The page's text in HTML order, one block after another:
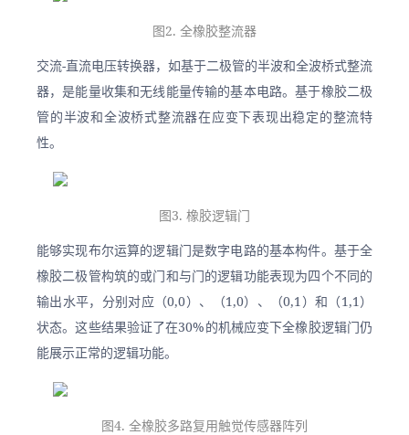
图2. 全橡胶整流器
交流-直流电压转换器，如基于二极管的半波和全波桥式整流
器，是能量收集和无线能量传输的基本电路。基于橡胶二极
管的半波和全波桥式整流器在应变下表现出稳定的整流特
性。
图3. 橡胶逻辑门
能够实现布尔运算的逻辑门是数字电路的基本构件。基于全
橡胶二极管构筑的或门和与门的逻辑功能表现为四个不同的
输出水平，分别对应（0,0）、（1,0）、（0,1）和（1,1）
状态。这些结果验证了在30%的机械应变下全橡胶逻辑门仍
能展示正常的逻辑功能。
图4. 全橡胶多路复用触觉传感器阵列